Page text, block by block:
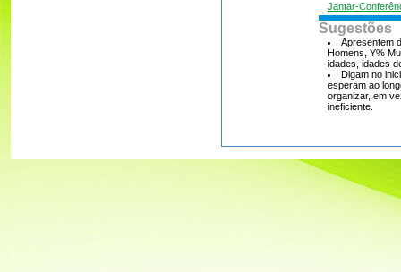
Jantar-
Sugestões
Apresentem
Homens, Y%
idades, idades
Digam no
esperam ao
organizar, em
ineficiente.